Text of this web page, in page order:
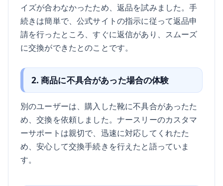
イズが合わなかったため、返品を試みました。手
続きは簡単で、公式サイトの指示に従って返品申
請を行ったところ、すぐに返信があり、スムーズ
に交換ができたとのことです。
2. 商品に不具合があった場合の体験
別のユーザーは、購入した靴に不具合があったた
め、交換を依頼しました。ナースリーのカスタマ
ーサポートは親切で、迅速に対応してくれたた
め、安心して交換手続きを行えたと語っていま
す。